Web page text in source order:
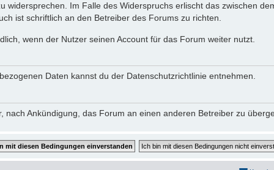
widersprechen. Im Falle des Widerspruchs erlischt das zwischen
ist schriftlich an den Betreiber des Forums zu richten.
wenn der Nutzer seinen Account für das Forum weiter nutzt.
Daten kannst du der Datenschutzrichtlinie entnehmen.
Ankündigung, das Forum an einen anderen Betreiber zu